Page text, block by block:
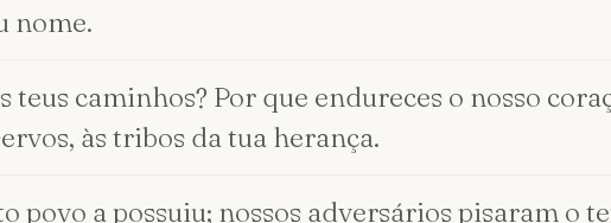
nome.
teus caminhos? Por que endureces o nosso
às tribos da tua herança.
povo a possuiu; nossos adversários pisaram o